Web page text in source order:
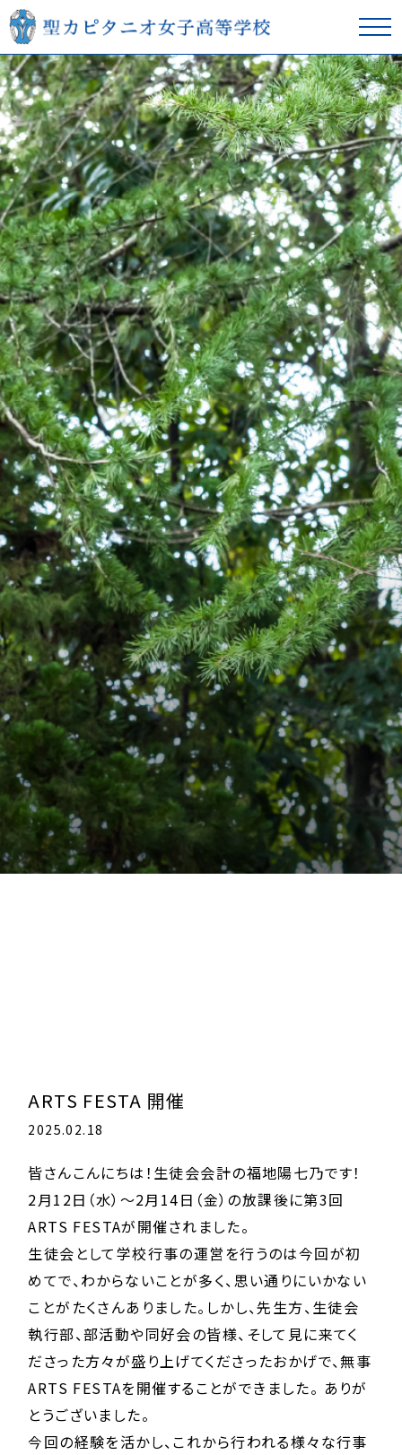
在校生の方へ 卒業生の方へ
学校紹介
本校の教育
スクールライフ
入学案内
進学サポート
アクセス サイトマップ 採用情報
よくあるご質問
お問い合わせ
緊急時対応について
個人情報保護について・このサイトについて
パンフレット 資料請求
ARTS FESTA 開催
2025.02.18
皆さんこんにちは！生徒会会計の福地陽七乃です！
2月12日（水）〜2月14日（金）の放課後に第3回
ARTS FESTAが開催されました。
生徒会として学校行事の運営を行うのは今回が初
めてで、わからないことが多く、思い通りにいかない
ことがたくさんありました。しかし、先生方、生徒会
執行部、部活動や同好会の皆様、そして見に来てく
ださった方々が盛り上げてくださったおかげで、無事
ARTS FESTAを開催することができました。 ありが
とうございました。
今回の経験を活かし、これから行われる様々な行事